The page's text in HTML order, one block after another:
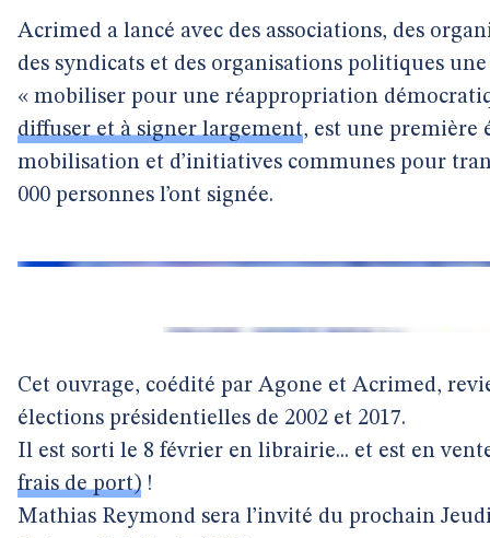
Acrimed a lancé avec des associations, des
des syndicats et des organisations politiques
« mobiliser pour une réappropriation
diffuser et à signer largement, est une première
mobilisation et d’initiatives communes pour
000 personnes l’ont signée.
Cet ouvrage, coédité par Agone et Acrimed,
élections présidentielles de 2002 et 2017.
Il est sorti le 8 février en librairie... et est en
frais de port) !
Mathias Reymond sera l’invité du prochain